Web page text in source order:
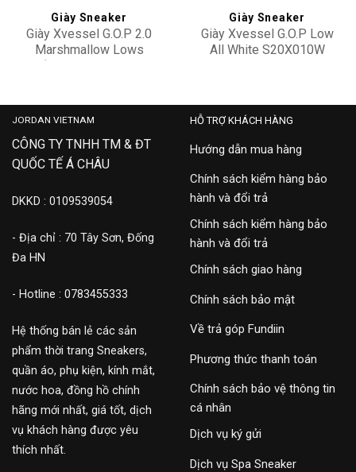
Giày Sneaker
Giày Xvessel G.O.P 2.0
Marshmallow Lows
‘Black’ S22X42B
Giày Sneaker
Giày Xvessel G.O.P Low
All White S20X010W
JORDAN VIETNAM
CÔNG TY TNHH TM & ĐT
QUỐC TẾ Á CHÂU
DKKD : 0109539054
- Địa chỉ : 70 Tây Sơn, Đống
Đa HN
- Hotline : 0783455333
Hệ thống bán lẻ các sản
phẩm thời trang Sneakers,
quần áo, phụ kiện, kính mắt,
nước hoa, đồng hồ chính
hãng mới nhất, giá tốt, dịch
vụ khách hàng được yêu
thích nhất.
HỖ TRỢ KHÁCH HÀNG
Hướng dẫn mua hàng
Chính sách kiểm hàng bảo
hành và đổi trả
Chính sách kiểm hàng bảo
hành và đổi trả
Chính sách giao hàng
Chính sách bảo mật
Về trả góp Fundiin
Phương thức thanh toán
Chính sách bảo vệ thông tin
cá nhân
Dịch vụ ký gửi
Dịch vụ Spa Sneaker